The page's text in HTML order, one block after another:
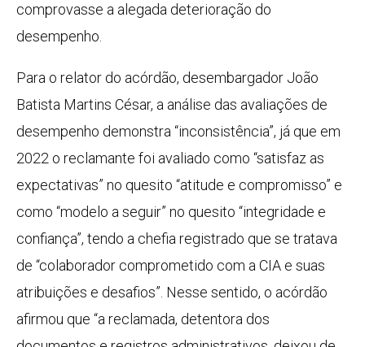
comprovasse a alegada deterioração do
desempenho.
Para o relator do acórdão, desembargador João
Batista Martins César, a análise das avaliações de
desempenho demonstra “inconsistência”, já que em
2022 o reclamante foi avaliado como “satisfaz as
expectativas” no quesito “atitude e compromisso” e
como “modelo a seguir” no quesito “integridade e
confiança”, tendo a chefia registrado que se tratava
de “colaborador comprometido com a CIA e suas
atribuições e desafios”. Nesse sentido, o acórdão
afirmou que “a reclamada, detentora dos